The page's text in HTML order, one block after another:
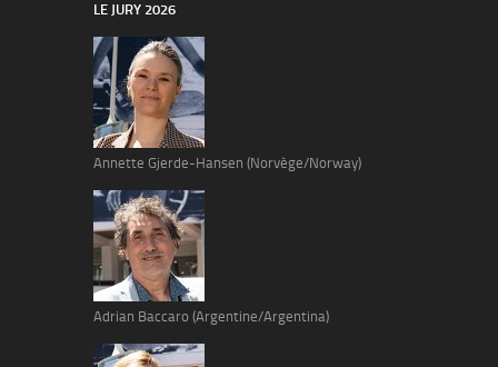
LE JURY 2026
Annette Gjerde-Hansen (Norvège/Norway)
Adrian Baccaro (Argentine/Argentina)